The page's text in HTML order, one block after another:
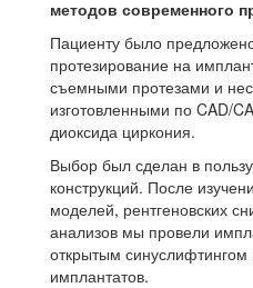
методов современного
Пациенту было
протезирование на
съемными протезами и
изготовленными по CAD/
диоксида циркония.
Выбор был сделан в
конструкций. После
моделей, рентгеновских
анализов мы провели
открытым синуслифтингом
имплантатов.